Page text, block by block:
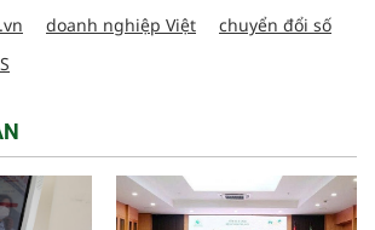
doanh nghiệp Việt
chuyển đổi số